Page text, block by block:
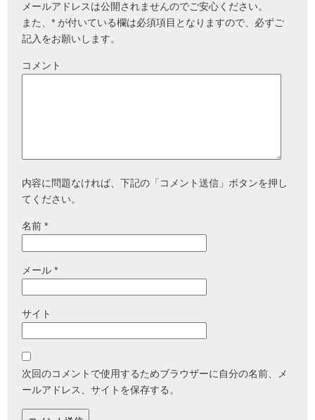
メールアドレスは公開されませんのでご安心ください。
また、* が付いている欄は必須項目となりますので、必ずご
記入をお願いします。
コメント
内容に問題なければ、下記の「コメント送信」ボタンを押し
てください。
名前*
メール*
サイト
次回のコメントで使用するためブラウザーに自分の名前、メ
ールアドレス、サイトを保存する。